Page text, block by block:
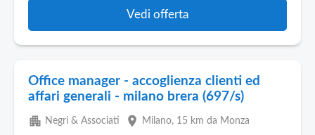
Vedi offerta
Office manager - accoglienza clienti ed
affari generali - milano brera (697/s)
apartment Negri & Associati place Milano, 15 km da Monza